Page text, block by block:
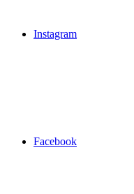
Instagram
Facebook